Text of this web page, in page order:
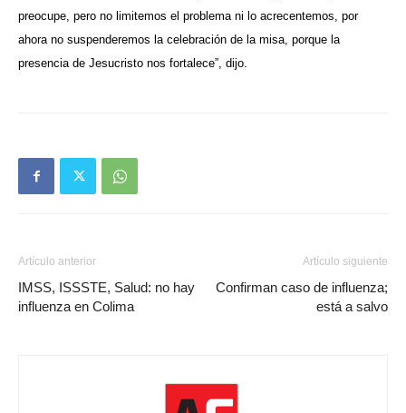
preocupe, pero no limitemos el problema ni lo acrecentemos, por
ahora no suspenderemos la celebración de la misa, porque la
presencia de Jesucristo nos fortalece”, dijo.
Artículo anterior
IMSS, ISSSTE, Salud: no hay
influenza en Colima
Artículo siguiente
Confirman caso de influenza;
está a salvo